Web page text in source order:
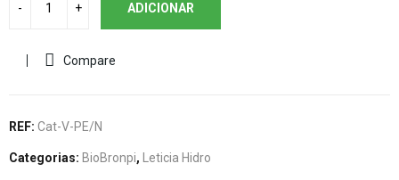
ADICIONAR
Compare
REF: Cat-V-PE/N
Categorias: BioBronpi, Leticia Hidro